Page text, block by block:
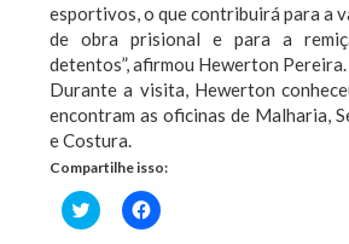
esportivos, o que contribuirá para a
de obra prisional e para a
detentos”, afirmou Hewerton Pereira.
Durante a visita, Hewerton
encontram as oficinas de Malharia,
e Costura.
Compartilhe isso:
Clique
para
Clique
para